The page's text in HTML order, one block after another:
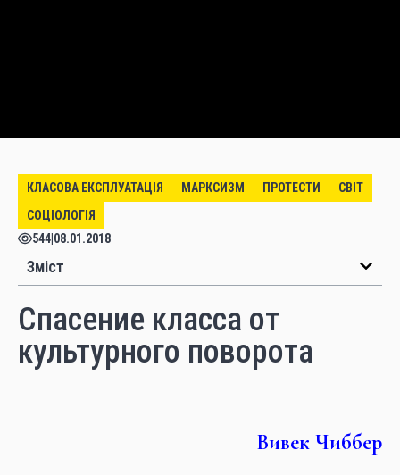
КЛАСОВА ЕКСПЛУАТАЦІЯ МАРКСИЗМ ПРОТЕСТИ
СВІТ
СОЦІОЛОГІЯ
544 08.01.2018
Зміст
Спасение класса от
культурного поворота
Вивек Чиббер